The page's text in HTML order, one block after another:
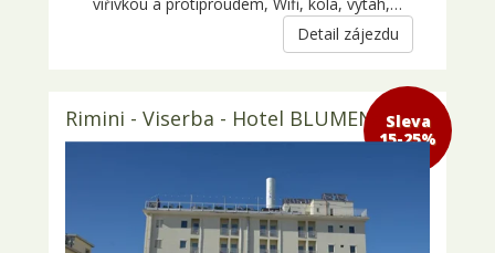
Detail zájezdu
Sleva 15-
25%
Rimini - Viserba - Hotel BLUMEN 3*